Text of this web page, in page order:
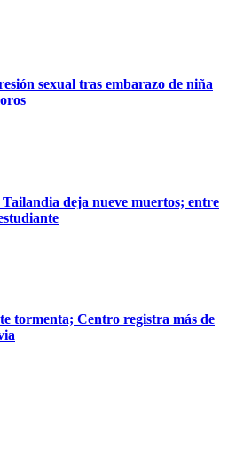
sexual tras embarazo de niña
Tailandia deja nueve muertos; entre
tormenta; Centro registra más de